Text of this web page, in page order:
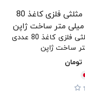
گیره ی مثلثی فلزی کاغذ 80 عددی
تومان